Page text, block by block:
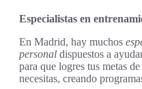
Especialistas en
En Madrid, hay muchos
personal dispuestos a
para que logres tus metas
necesitas, creando